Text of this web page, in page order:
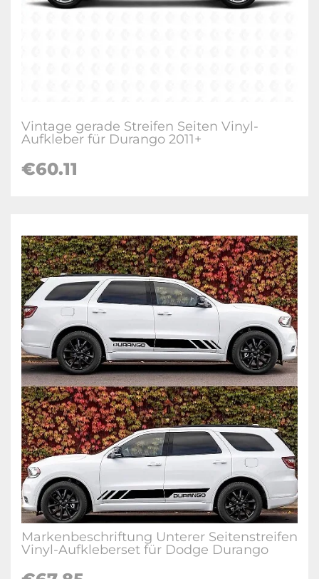
Vintage gerade Streifen Seiten Vinyl-
Aufkleber für Durango 2011+
€60.11
Markenbeschriftung Unterer Seitenstreifen
Vinyl-Aufkleberset für Dodge Durango